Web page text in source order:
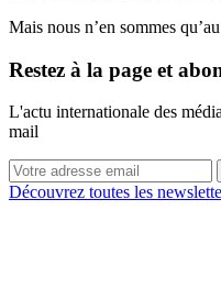
Mais nous n’en sommes
Restez à la page et
L'actu internationale des
mail
Découvrez toutes les